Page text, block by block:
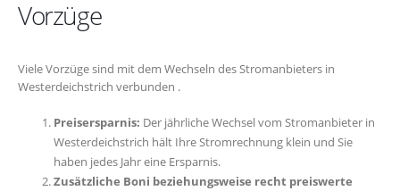
Vorzüge
Viele Vorzüge sind mit dem Wechseln des Stromanbieters in
Westerdeichstrich verbunden .
Preisersparnis: Der jährliche Wechsel vom Stromanbieter in
Westerdeichstrich hält Ihre Stromrechnung klein und Sie
haben jedes Jahr eine Ersparnis.
Zusätzliche Boni beziehungsweise recht preiswerte